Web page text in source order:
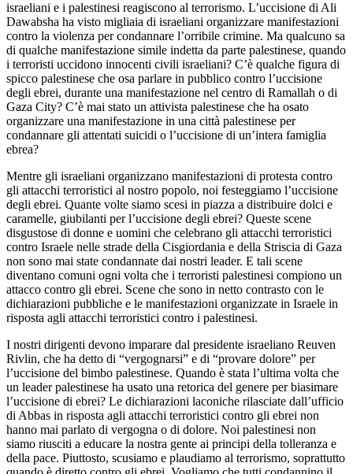
israeliani e i palestinesi reagiscono al terrorismo. L’uccisione di Ali
Dawabsha ha visto migliaia di israeliani organizzare manifestazioni
contro la violenza per condannare l’orribile crimine. Ma qualcuno sa
di qualche manifestazione simile indetta da parte palestinese, quando
i terroristi uccidono innocenti civili israeliani? C’è qualche figura di
spicco palestinese che osa parlare in pubblico contro l’uccisione
degli ebrei, durante una manifestazione nel centro di Ramallah o di
Gaza City? C’è mai stato un attivista palestinese che ha osato
organizzare una manifestazione in una città palestinese per
condannare gli attentati suicidi o l’uccisione di un’intera famiglia
ebrea?
Mentre gli israeliani organizzano manifestazioni di protesta contro
gli attacchi terroristici al nostro popolo, noi festeggiamo l’uccisione
degli ebrei. Quante volte siamo scesi in piazza a distribuire dolci e
caramelle, giubilanti per l’uccisione degli ebrei? Queste scene
disgustose di donne e uomini che celebrano gli attacchi terroristici
contro Israele nelle strade della Cisgiordania e della Striscia di Gaza
non sono mai state condannate dai nostri leader. E tali scene
diventano comuni ogni volta che i terroristi palestinesi compiono un
attacco contro gli ebrei. Scene che sono in netto contrasto con le
dichiarazioni pubbliche e le manifestazioni organizzate in Israele in
risposta agli attacchi terroristici contro i palestinesi.
I nostri dirigenti devono imparare dal presidente israeliano Reuven
Rivlin, che ha detto di “vergognarsi” e di “provare dolore” per
l’uccisione del bimbo palestinese. Quando è stata l’ultima volta che
un leader palestinese ha usato una retorica del genere per biasimare
l’uccisione di ebrei? Le dichiarazioni laconiche rilasciate dall’ufficio
di Abbas in risposta agli attacchi terroristici contro gli ebrei non
hanno mai parlato di vergogna o di dolore. Noi palestinesi non
siamo riusciti a educare la nostra gente ai principi della tolleranza e
della pace. Piuttosto, scusiamo e plaudiamo al terrorismo, soprattutto